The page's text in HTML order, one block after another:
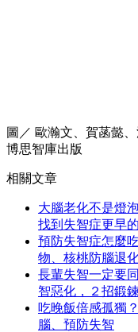
圖／ 歐瀚文、賀菡懿
博思智庫出版
相關文章
大腦老化不是燈
找到失智症更早
預防失智症怎麼
物、核桃防腦退
長輩失智一定要
智惡化，２招鍛
吃晚飯倍感孤獨
腦、預防失智